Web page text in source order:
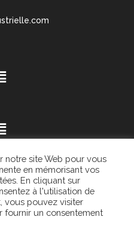
. All Rights Reserved.
notre site Web pour vous
en mémorisant vos
En cliquant sur
à l'utilisation de
vous pouvez visiter
fournir un consentement